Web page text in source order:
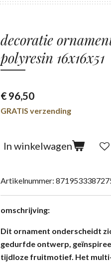
decoratie
polyresin 16x16x51
€ 96,50
GRATIS verzending
In winkelwagen
Artikelnummer:
omschrijving:
Dit ornament onderscheidt
gedurfde ontwerp,
tijdloze fruitmotief. Het